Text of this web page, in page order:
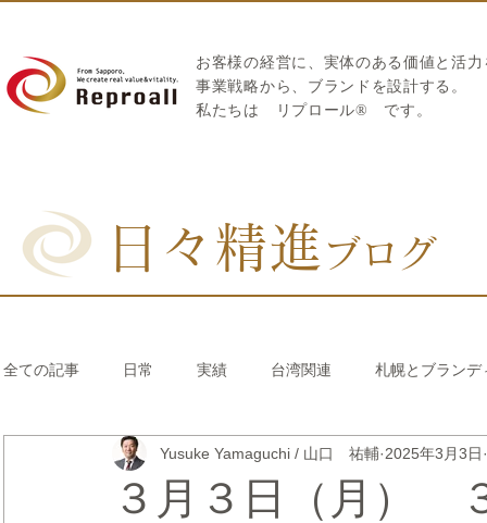
お客様の経営に、実体のある価値と活
​事業戦略から、ブランドを設計する。
私たちは
リプロール® です。
日々精進 ブログ
全ての記事 日常 実績 台湾関連 札幌とブランデ
リブランディング® さとうきび繊維のストロー 中国
３月３日（月）
Yusuke Yamaguchi / 山口 祐輔 2025年3月3日